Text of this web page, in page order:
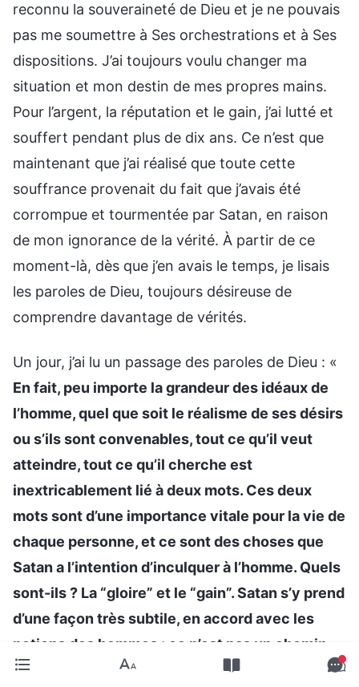
reconnu la souveraineté de Dieu et je ne pouvais
pas me soumettre à Ses orchestrations et à Ses
dispositions. J’ai toujours voulu changer ma
situation et mon destin de mes propres mains.
Pour l’argent, la réputation et le gain, j’ai lutté et
souffert pendant plus de dix ans. Ce n’est que
maintenant que j’ai réalisé que toute cette
souffrance provenait du fait que j’avais été
corrompue et tourmentée par Satan, en raison
de mon ignorance de la vérité. À partir de ce
moment-là, dès que j’en avais le temps, je lisais
les paroles de Dieu, toujours désireuse de
comprendre davantage de vérités.
Un jour, j’ai lu un passage des paroles de Dieu : «
En fait, peu importe la grandeur des idéaux de
l’homme, quel que soit le réalisme de ses désirs
ou s’ils sont convenables, tout ce qu’il veut
atteindre, tout ce qu’il cherche est
inextricablement lié à deux mots. Ces deux
mots sont d’une importance vitale pour la vie de
chaque personne, et ce sont des choses que
Satan a l’intention d’inculquer à l’homme. Quels
sont-ils ? La “gloire” et le “gain”. Satan s’y prend
d’une façon très subtile, en accord avec les
notions des hommes ; ce n’est pas un chemin
drastique. De façon tout à fait inconsciente, les